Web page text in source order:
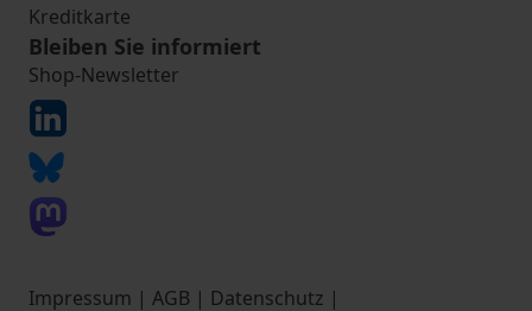
Kreditkarte
Bleiben Sie informiert
Shop-Newsletter
Impressum | AGB | Datenschutz |